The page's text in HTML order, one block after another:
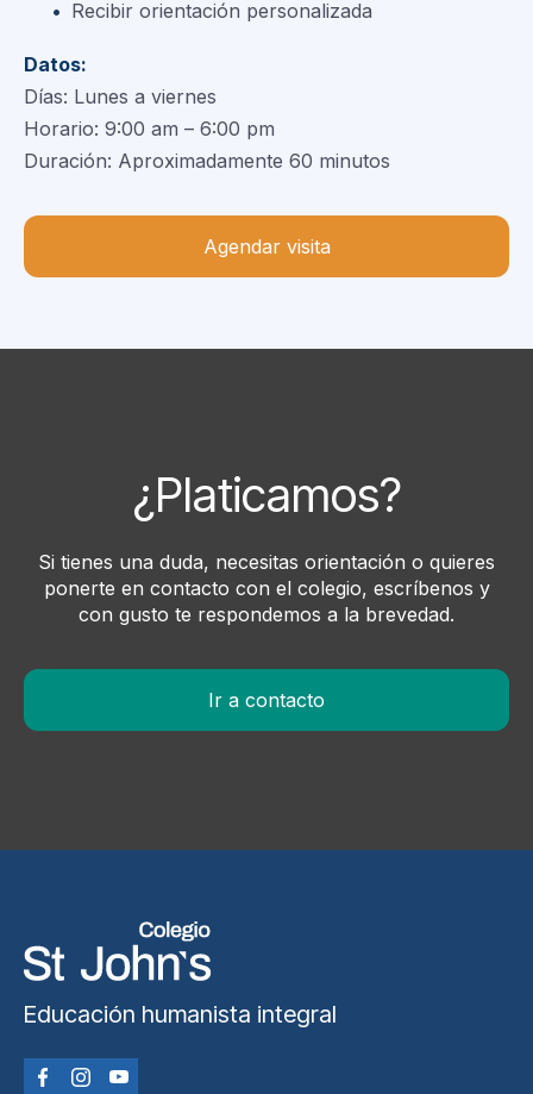
Recibir orientación personalizada
Datos:
Días: Lunes a viernes
Horario: 9:00 am – 6:00 pm
Duración: Aproximadamente 60 minutos
Agendar visita
¿Platicamos?
Si tienes una duda, necesitas orientación o quieres
ponerte en contacto con el colegio, escríbenos y
con gusto te respondemos a la brevedad.
Ir a contacto
Educación humanista integral